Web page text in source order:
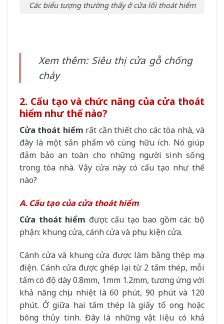
Các biểu tượng thường thấy ở cửa lối thoát hiểm
Xem thêm: Siêu thị cửa gỗ chống
cháy
2. Cấu tạo và chức năng của cửa thoát
hiểm như thế nào?
Cửa thoát hiểm rất cần thiết cho các tòa nhà, và
đây là một sản phẩm vô cùng hữu ích. Nó giúp
đảm bảo an toàn cho những người sinh sống
trong tòa nhà. Vậy cửa này có cấu tạo như thế
nào?
A. Cấu tạo của cửa thoát hiểm
Cửa thoát hiểm được cấu tạo bao gồm các bộ
phận: khung cửa, cánh cửa và phụ kiệncửa.
Cánh cửa và khung cửa được làm bằng thép mạ
điện. Cánh cửa được ghép lại từ 2 tấm thép, mỗi
tấm có độ dày 0.8mm, 1mm 1.2mm, tương ứng với
khả năng chịu nhiệt là 60 phút, 90 phút và 120
phút. Ở giữa hai tấm thép là giấy tổ ong hoặc
bông thủy tinh. Đây là những vật liệu có khả